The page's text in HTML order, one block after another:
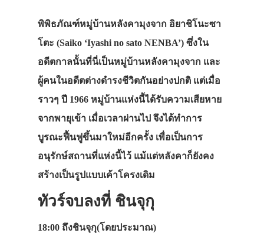
พิพิธภัณฑ์หมู่บ้านหลังคามุงจาก อิยาชิโนะซา
โตะ (Saiko ‘Iyashi no sato NENBA’) ซึ่งใน
อดีตกาลนั้นที่นี่เป็นหมู่บ้านหลังคามุงจาก และ
ผู้คนในอดีตต่างดำรงชีวิตกันอย่างปกติ แต่เมื่อ
ราวๆ ปี 1966 หมู่บ้านแห่งนี้ได้รับความเสียหาย
จากพายุเข้า เมื่อเวลาผ่านไป จึงได้ทำการ
บูรณะฟื้นฟูขึ้นมาใหม่อีกครั้ง เพื่อเป็นการ
อนุรักษ์สถานที่แห่งนี้ไว้ แม้แต่หลังคาก็ยังคง
สร้างเป็นรูปแบบเค้าโครงเดิม
ทัวร์จบลงที่ ชินจุกุ
18:00 ถึงชินจุกุ(โดยประมาณ)